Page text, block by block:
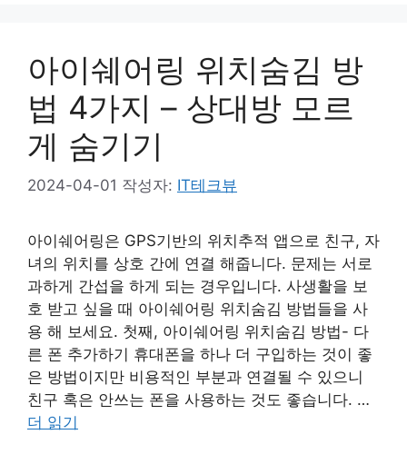
아이쉐어링 위치숨김 방
법 4가지 – 상대방 모르
게 숨기기
2024-04-01 작성자: IT테크뷰
아이쉐어링은 GPS기반의 위치추적 앱으로 친구, 자
녀의 위치를 상호 간에 연결 해줍니다. 문제는 서로
과하게 간섭을 하게 되는 경우입니다. 사생활을 보
호 받고 싶을 때 아이쉐어링 위치숨김 방법들을 사
용 해 보세요. 첫째, 아이쉐어링 위치숨김 방법- 다
른 폰 추가하기 휴대폰을 하나 더 구입하는 것이 좋
은 방법이지만 비용적인 부분과 연결될 수 있으니
친구 혹은 안쓰는 폰을 사용하는 것도 좋습니다. …
더 읽기